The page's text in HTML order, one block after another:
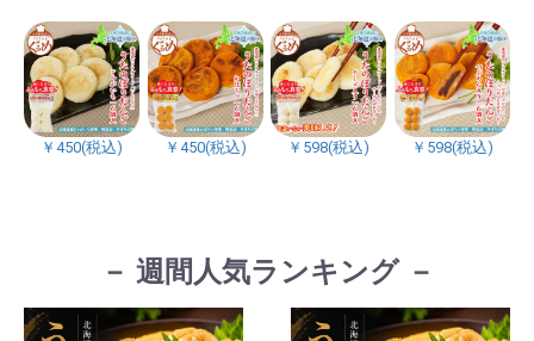
￥450(税込) ￥450(税込) ￥598(税込) ￥598(税込)
－ 週間人気ランキング －